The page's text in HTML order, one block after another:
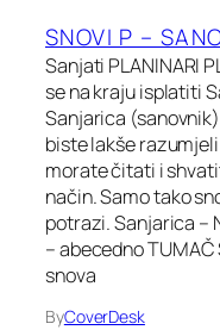
SNOVI P –
Sanjati PLANINARI
se na kraju isplatiti
Sanjarica
biste lakše
morate čitati i
način. Samo tako
potrazi. Sanjarica –
– abecedno
snova
ByCoverDesk